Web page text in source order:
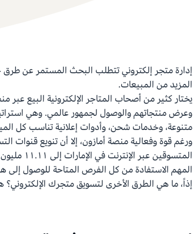
إدارة متجر إلكتروني تتطلب البحث المستمر عن طرق
المزيد من المبيعات.
يختار كثير من أصحاب المتاجر الإلكترونية البيع
وعرض منتجاتهم والوصول لجمهور عالمي. وهي
متنوعة، وخدمات شحن، وأدوات إعلانية تناسب كل
ورغم قوة وفعالية منصة أمازون، إلا أن تنويع
المهم الاستفادة من كل الفرص المتاحة للوصول إلى
إذاً، ما هي الطرق الأخرى لتسويق متجرك